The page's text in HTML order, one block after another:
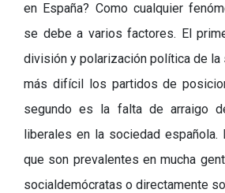
en España? Como cualquier
se debe a varios factores. El
división y polarización política de la
más difícil los partidos de
segundo es la falta de arraigo
liberales en la sociedad española.
que son prevalentes en mucha
socialdemócratas o directamente